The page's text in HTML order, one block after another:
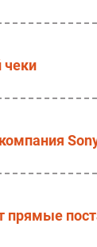
чеки
прямые